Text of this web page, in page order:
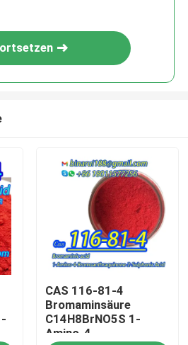
CAS 116-81-4
Bromaminsäure
C14H8BrNO5S 1-
Amino-4-